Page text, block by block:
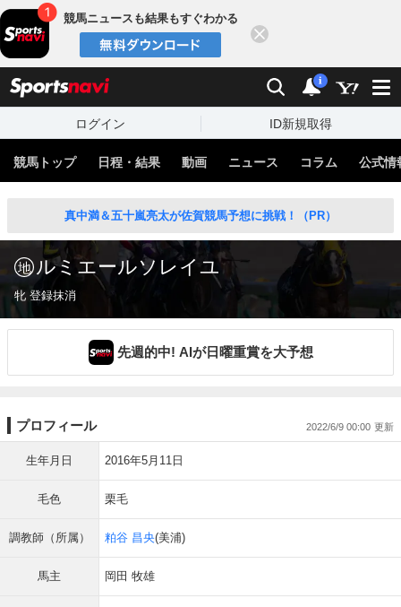
競馬ニュースも結果もすぐわかる
検索 通知
i
ログイン ID新規取得
競馬トップ 日程・結果 動画 ニュース コラム 公式情
真中満＆五十嵐亮太が佐賀競馬予想に挑戦！（PR）
ルミエールソレイユ
牝 登録抹消
先週的中! AIが日曜重賞を大予想
プロフィール 2022/6/9 00:00
生年月日 2016年5月11日
毛色 栗毛
調教師（所属） 粕谷 昌央(美浦)
馬主 岡田 牧雄